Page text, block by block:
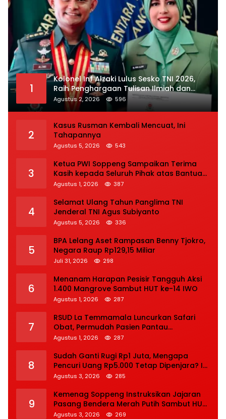
1
Kolonel Inf Alzaki Lulus Sesko TNI 2026,
Raih Penghargaan Tulisan Ilmiah dan
Jasmani Terbaik
Agustus 2, 2026 596
2
Kasus Rusman Kembali Mencuat, Ini
Tahapannya
Agustus 5, 2026 543
3
Ketua PWI Soppeng Sampaikan Terima
Kasih kepada Seluruh Pihak atas Bantuan
terhadap Adiknya Korban Kecelakaan
Agustus 1, 2026 387
4
Selamat Ulang Tahun Panglima TNI
Jenderal TNI Agus Subiyanto
Agustus 5, 2026 336
5
BPA Lelang Aset Rampasan Benny Tjokro,
Negara Raup Rp129,15 Miliar
Juli 31, 2026 298
6
Menanam Harapan Pesisir Tangguh Aksi
1.400 Mangrove Sambut HUT ke-14 IWO
Agustus 1, 2026 287
7
RSUD La Temmamala Luncurkan Safari
Obat, Permudah Pasien Pantau
Penyelesaian Resep Secara Real Time
Agustus 1, 2026 287
8
Sudah Ganti Rugi Rp1 Juta, Mengapa
Pencuri Uang Rp5.000 Tetap Dipenjara? Ini
Pertimbangan Hakim
Agustus 3, 2026 285
9
Kemenag Soppeng Instruksikan Jajaran
Pasang Bendera Merah Putih Sambut HUT
Ke-81 RI
Agustus 3, 2026 269